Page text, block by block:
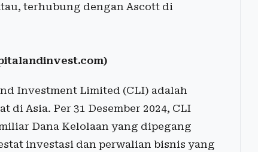
terhubung dengan Ascott di
Investment Limited (CLI) adalah
Asia. Per 31 Desember 2024, CLI
Dana Kelolaan yang dipegang
investasi dan perwalian bisnis yang